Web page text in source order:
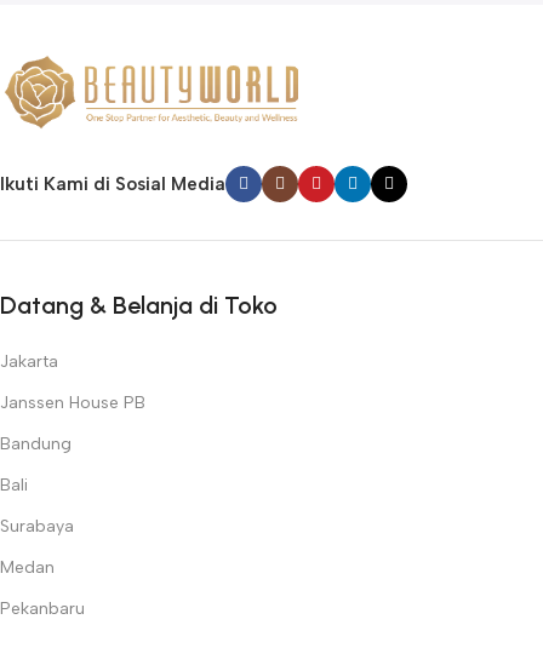
Ikuti Kami di Sosial Media
Datang & Belanja di Toko
Jakarta
Janssen House PB
Bandung
Bali
Surabaya
Medan
Pekanbaru